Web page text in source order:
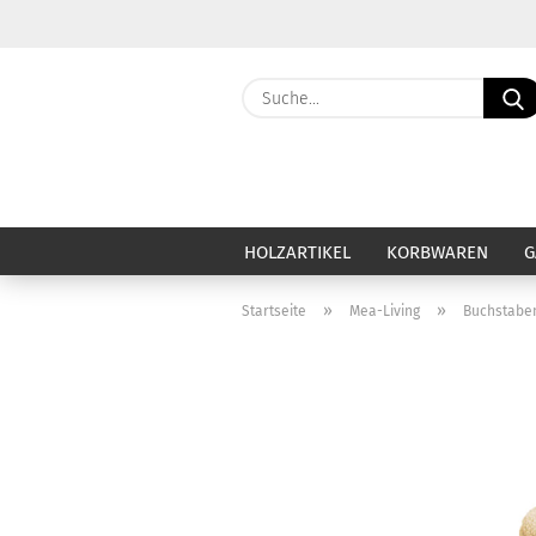
HOLZARTIKEL KORBWAREN
Startseite » Mea-Living »